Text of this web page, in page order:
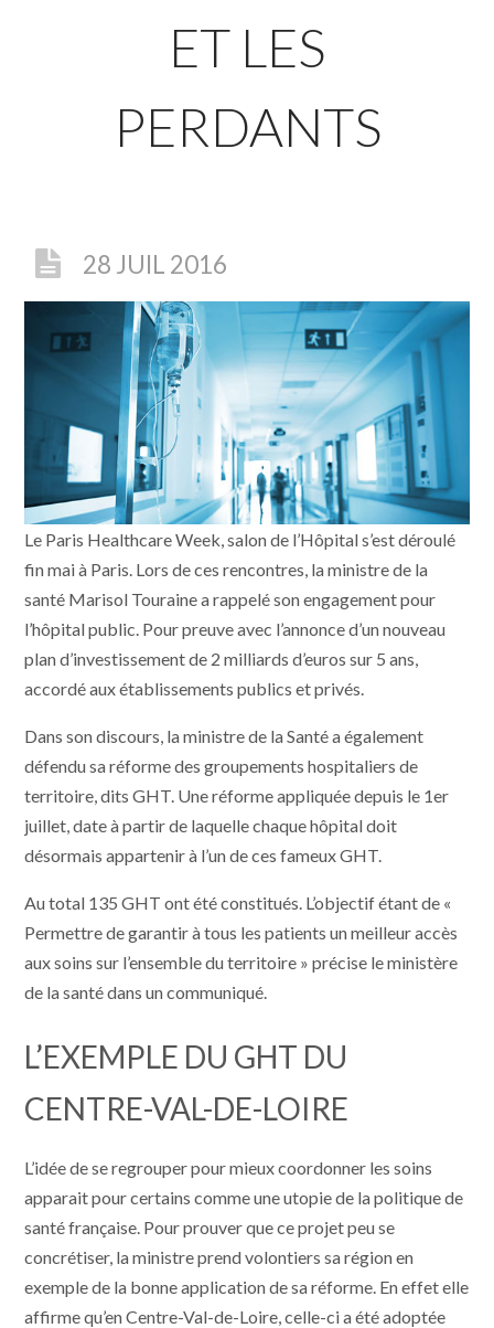
ET LES
PERDANTS
28 JUIL 2016
Le Paris Healthcare Week, salon de l’Hôpital s’est déroulé
fin mai à Paris. Lors de ces rencontres, la ministre de la
santé Marisol Touraine a rappelé son engagement pour
l’hôpital public. Pour preuve avec l’annonce d’un nouveau
plan d’investissement de 2 milliards d’euros sur 5 ans,
accordé aux établissements publics et privés.
Dans son discours, la ministre de la Santé a également
défendu sa réforme des groupements hospitaliers de
territoire, dits GHT. Une réforme appliquée depuis le 1er
juillet, date à partir de laquelle chaque hôpital doit
désormais appartenir à l’un de ces fameux GHT.
Au total 135 GHT ont été constitués. L’objectif étant de «
Permettre de garantir à tous les patients un meilleur accès
aux soins sur l’ensemble du territoire » précise le ministère
de la santé dans un communiqué.
L’EXEMPLE DU GHT DU
CENTRE-VAL-DE-LOIRE
L’idée de se regrouper pour mieux coordonner les soins
apparait pour certains comme une utopie de la politique de
santé française. Pour prouver que ce projet peu se
concrétiser, la ministre prend volontiers sa région en
exemple de la bonne application de sa réforme. En effet elle
affirme qu’en Centre-Val-de-Loire, celle-ci a été adoptée